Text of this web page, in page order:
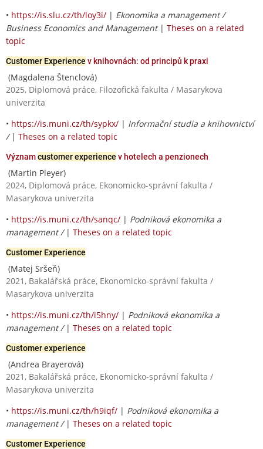
• https://is.slu.cz/th/loy3i/ | Ekonomika a management /
Business Economics and Management| Theses on a related
topic
Customer Experience v knihovnách: od principů k praxi
(Magdalena Štenclová)
2025, Diplomová práce, Filozofická fakulta / Masarykova
univerzita
• https://is.muni.cz/th/sypkx/ | Informační studia a knihovnictví
/ | Theses on a related topic
Významcustomer experience v hotelech a penzionech
(Martin Pleyer)
2024, Diplomová práce, Ekonomicko-správní fakulta /
Masarykova univerzita
• https://is.muni.cz/th/sanqc/ | Podniková ekonomika a
management / | Theses on a related topic
Customer Experience
(Matej Sršeň)
2021, Bakalářská práce, Ekonomicko-správní fakulta /
Masarykova univerzita
• https://is.muni.cz/th/i5hny/ | Podniková ekonomika a
management / | Theses on a related topic
Customer experience
(Andrea Brayerová)
2021, Bakalářská práce, Ekonomicko-správní fakulta /
Masarykova univerzita
• https://is.muni.cz/th/h9iqf/ | Podniková ekonomika a
management / | Theses on a related topic
Customer Experience